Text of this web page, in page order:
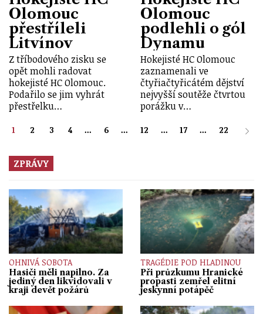
Olomouc
přestříleli
Litvínov
Z tříbodového zisku se
opět mohli radovat
hokejisté HC Olomouc.
Podařilo se jim vyhrát
přestřelku…
Olomouc
podlehli o gól
Dynamu
Hokejisté HC Olomouc
zaznamenali ve
čtyřiačtyřicátém dějství
nejvyšší soutěže čtvrtou
porážku v…
1 2 3 4 ... 6 ... 12 ... 17 ... 22
ZPRÁVY
OHNIVÁ SOBOTA
Hasiči měli napilno. Za
jediný den likvidovali v
kraji devět požárů
TRAGÉDIE POD HLADINOU
Při průzkumu Hranické
propasti zemřel elitní
jeskynní potápěč